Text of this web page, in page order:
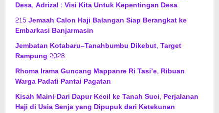
Desa, Adrizal : Visi Kita Untuk Kepentingan Desa
215 Jemaah Calon Haji Balangan Siap Berangkat ke
Embarkasi Banjarmasin
Jembatan Kotabaru–Tanahbumbu Dikebut, Target
Rampung 2028
Rhoma Irama Guncang Mappanre Ri Tasi’e, Ribuan
Warga Padati Pantai Pagatan
Kisah Maini-Dari Dapur Kecil ke Tanah Suci, Perjalanan
Haji di Usia Senja yang Dipupuk dari Ketekunan